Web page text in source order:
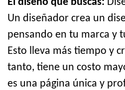
Un diseñador crea un
pensando en tu marca y
Esto lleva más tiempo y
tanto, tiene un costo
es una página única y